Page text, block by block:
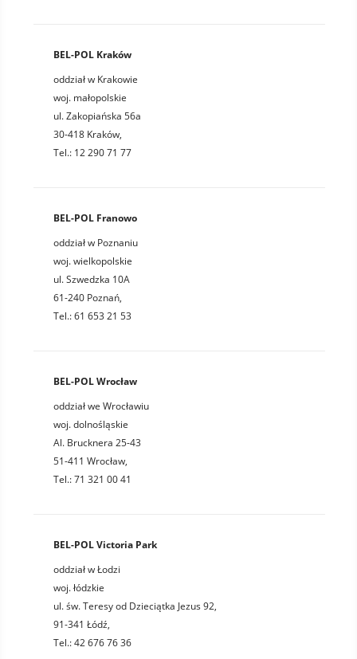
BEL-POL Kraków
oddział w Krakowie
woj. małopolskie
ul. Zakopiańska 56a
30-418 Kraków,
Tel.: 12 290 71 77
BEL-POL Franowo
oddział w Poznaniu
woj. wielkopolskie
ul. Szwedzka 10A
61-240 Poznań,
Tel.: 61 653 21 53
BEL-POL Wrocław
oddział we Wrocławiu
woj. dolnośląskie
Al. Brucknera 25-43
51-411 Wrocław,
Tel.: 71 321 00 41
BEL-POL Victoria Park
oddział w Łodzi
woj. łódzkie
ul. św. Teresy od Dzieciątka Jezus 92,
91-341 Łódź,
Tel.: 42 676 76 36